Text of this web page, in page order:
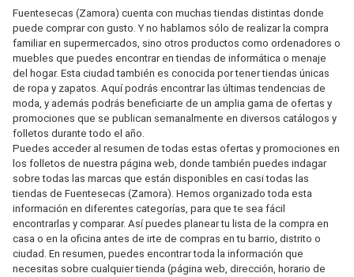
Fuentesecas (Zamora) cuenta con muchas tiendas distintas donde
puede comprar con gusto. Y no hablamos sólo de realizar la compra
familiar en supermercados, sino otros productos como ordenadores o
muebles que puedes encontrar en tiendas de informática o menaje
del hogar. Esta ciudad también es conocida por tener tiendas únicas
de ropa y zapatos. Aquí podrás encontrar las últimas tendencias de
moda, y además podrás beneficiarte de un amplia gama de ofertas y
promociones que se publican semanalmente en diversos catálogos y
folletos durante todo el año.
Puedes acceder al resumen de todas estas ofertas y promociones en
los folletos de nuestra página web, donde también puedes indagar
sobre todas las marcas que están disponibles en casi todas las
tiendas de Fuentesecas (Zamora). Hemos organizado toda esta
información en diferentes categorías, para que te sea fácil
encontrarlas y comparar. Así puedes planear tu lista de la compra en
casa o en la oficina antes de irte de compras en tu barrio, distrito o
ciudad. En resumen, puedes encontrar toda la información que
necesitas sobre cualquier tienda (página web, dirección, horario de